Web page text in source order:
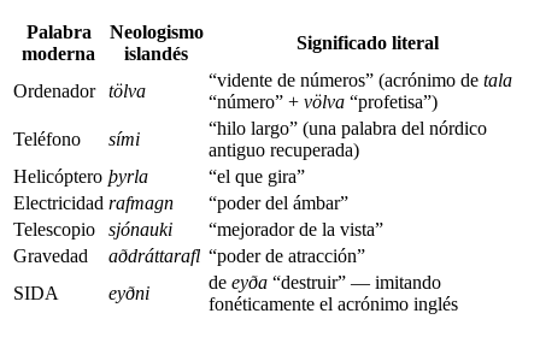
Palabra
moderna
Neologismo
islandés
Significado literal
Ordenador tölva
“vidente de números” (acrónimo de tala
“número” + völva “profetisa”)
Teléfono
sími
“hilo largo” (una palabra del nórdico
antiguo recuperada)
Helicóptero þyrla
“el que gira”
Electricidad rafmagn
“poder del ámbar”
Telescopio
sjónauki
“mejorador de la vista”
Gravedad
aðdráttarafl “poder de atracción”
SIDA
eyðni
de eyða “destruir” — imitando
fonéticamente el acrónimo inglés